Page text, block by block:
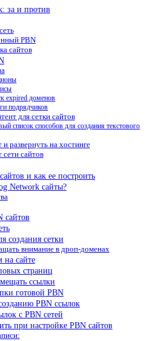
за и против
PBN
сайтов
expired доменов
подрядчиков
для сетки сайтов
список способов для создания текстового
и развернуть на хостинге
сайтов
и как ее построить
Network сайты?
сайтов
создания сетки
внимание в дроп-доменах
на сайте
страниц
ссылки
готовой PBN
PBN ссылок
с PBN сетей
при настройке PBN сайтов